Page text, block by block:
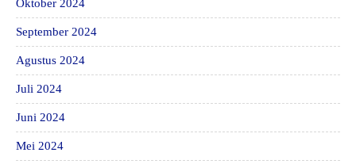
Oktober 2024
September 2024
Agustus 2024
Juli 2024
Juni 2024
Mei 2024